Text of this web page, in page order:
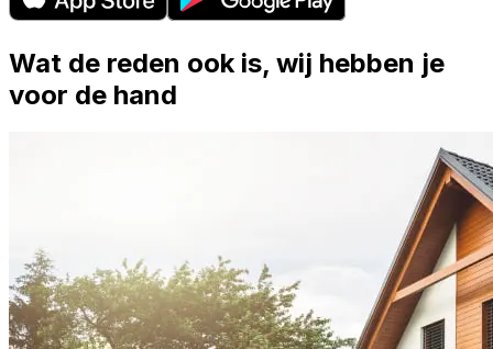
Wat de reden ook is, wij hebben je
voor de hand